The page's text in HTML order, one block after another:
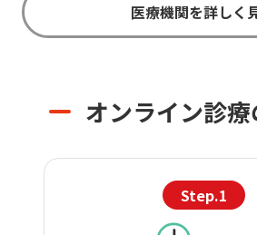
医療機関を詳しく
オンライン診
Step.1